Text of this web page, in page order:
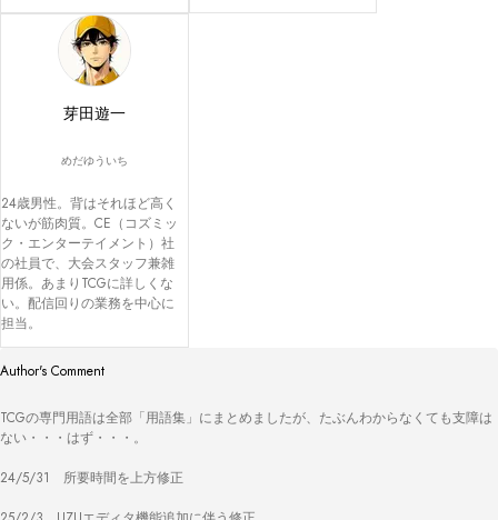
芽田遊一
めだゆういち
24歳男性。背はそれほど高く
ないが筋肉質。CE（コズミッ
ク・エンターテイメント）社
の社員で、大会スタッフ兼雑
用係。あまりTCGに詳しくな
い。配信回りの業務を中心に
担当。
Author's Comment
TCGの専門用語は全部「用語集」にまとめましたが、たぶんわからなくても支障は
ない・・・はず・・・。
24/5/31　所要時間を上方修正